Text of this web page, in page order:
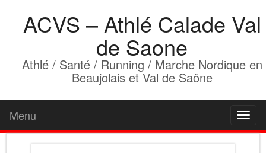
ACVS – Athlé Calade Val
de Saone
Athlé / Santé / Running / Marche Nordique en
Beaujolais et Val de Saône
Menu